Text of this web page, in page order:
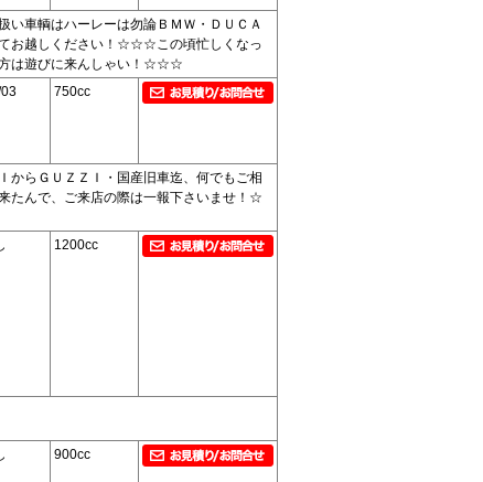
車輌はハーレーは勿論ＢＭＷ・ＤＵＣＡ
お越しください！☆☆☆この頃忙しくなっ
方は遊びに来んしゃい！☆☆☆
750cc
らＧＵＺＺＩ・国産旧車迄、何でもご相
んで、ご来店の際は一報下さいませ！☆
1200cc
900cc